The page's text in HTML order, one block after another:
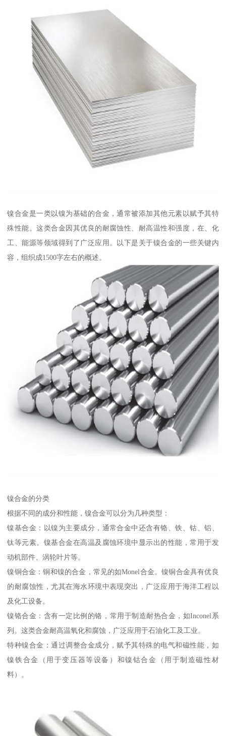
镍合金是一类以镍为基础的合金，通常被添加其他元素以赋予其特
殊性能。这类合金因其优良的耐腐蚀性、耐高温性和强度，在、化
工、能源等领域得到了广泛应用。以下是关于镍合金的一些关键内
容，组织成1500字左右的概述。
镍合金的分类
根据不同的成分和性能，镍合金可以分为几种类型：
镍基合金：以镍为主要成分，通常合金中还含有铬、铁、钴、铝、
钛等元素。镍基合金在高温及腐蚀环境中显示出的性能，常用于发
动机部件、涡轮叶片等。
镍铜合金：铜和镍的合金，常见的如Monel合金。镍铜合金具有优良
的耐腐蚀性，尤其在海水环境中表现突出，广泛应用于海洋工程以
及化工设备。
镍铬合金：含有一定比例的铬，常用于制造耐热合金，如Inconel系
列。这类合金耐高温氧化和腐蚀，广泛应用于石油化工及工业。
特种镍合金：通过调整合金成分，赋予其特殊的电气和磁性能，如
镍铁合金（用于变压器等设备）和镍钴合金（用于制造磁性材
料）。